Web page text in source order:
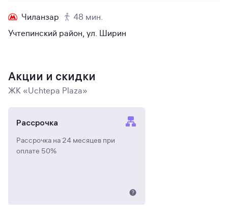
Чиланзар
48 мин.
Учтепинский район, ул. Ширин
Акции и скидки
ЖК «Uchtepa Plaza»
Рассрочка
Рассрочка на 24 месяцев при
оплате 50%